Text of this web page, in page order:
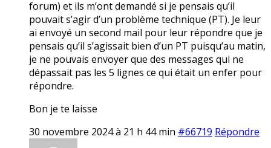
forum) et ils m’ont demandé si je pensais qu’il
pouvait s’agir d’un problème technique (PT). Je leur
ai envoyé un second mail pour leur répondre que je
pensais qu’il s’agissait bien d’un PT puisqu’au matin,
je ne pouvais envoyer que des messages qui ne
dépassait pas les 5 lignes ce qui était un enfer pour
répondre.
Bon je te laisse
30 novembre 2024 à 21 h 44 min #66719 Répondre